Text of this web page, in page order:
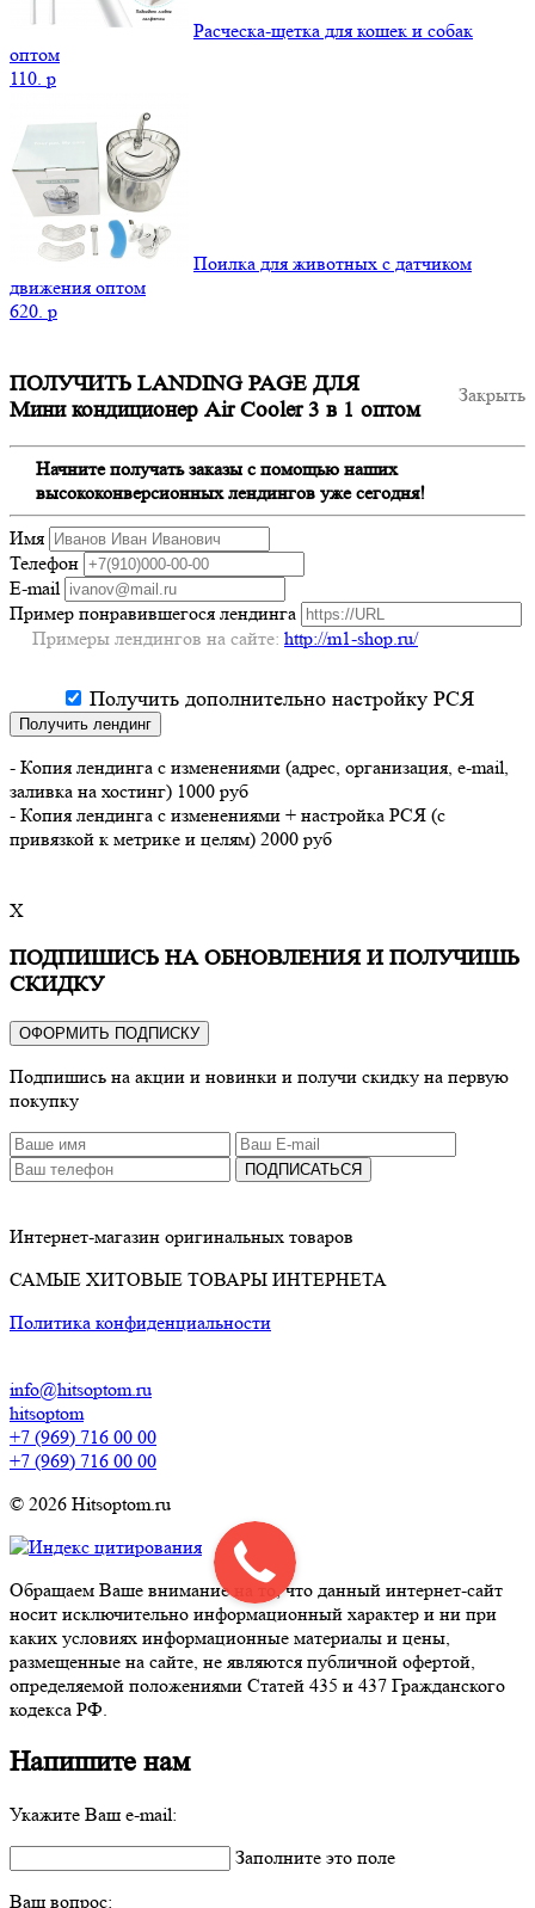
Расческа-щетка для кошек и собак
оптом
110. p
Поилка для животных с датчиком
движения оптом
620. p
Закрыть
ПОЛУЧИТЬ LANDING PAGE ДЛЯ
Мини кондиционер Air Cooler 3 в 1 оптом
Начните получать заказы с помощью наших
высококонверсионных лендингов уже сегодня!
Имя
Телефон
E-mail
Пример понравившегося лендинга
Примеры лендингов на сайте: http://m1-shop.ru/
Получить дополнительно настройку РСЯ
Получить лендинг
- Копия лендинга с изменениями (адрес, организация, e-mail,
заливка на хостинг) 1000 руб
- Копия лендинга с изменениями + настройка РСЯ (с
привязкой к метрике и целям) 2000 руб
X
ПОДПИШИСЬ НА ОБНОВЛЕНИЯ И ПОЛУЧИШЬ
СКИДКУ
ОФОРМИТЬ ПОДПИСКУ
Подпишись на акции и новинки и получи скидку на первую
покупку
ПОДПИСАТЬСЯ
Интернет-магазин оригинальных товаров
САМЫЕ ХИТОВЫЕ ТОВАРЫ ИНТЕРНЕТА
Политика конфиденциальности
info@hitsoptom.ru
hitsoptom
+7 (969) 716 00 00
+7 (969) 716 00 00
© 2026 Hitsoptom.ru
Обращаем Ваше внимание на то, что данный интернет-сайт
носит исключительно информационный характер и ни при
каких условиях информационные материалы и цены,
размещенные на сайте, не являются публичной офертой,
определяемой положениями Статей 435 и 437 Гражданского
кодекса РФ.
Напишите нам
Укажите Ваш e-mail:
Заполните это поле
Ваш вопрос: